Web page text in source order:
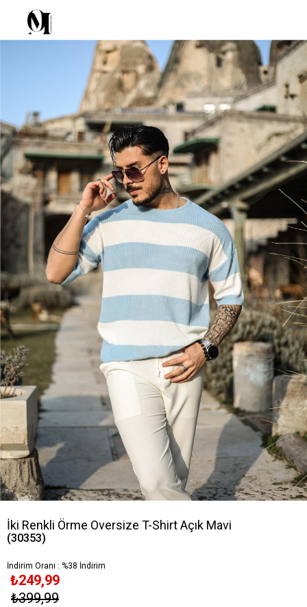
İki Renkli Örme Oversize T-Shirt Açık Mavi
(30353)
İndirim Oranı : %38 İndirim
₺399,99
₺249,99